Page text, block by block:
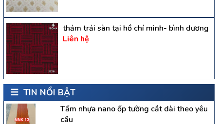
thảm trải sàn tại hồ chí minh- bình dương
Liên hệ
TIN NỔI BẬT
Tấm nhựa nano ốp tường cắt dài theo yêu
cầu